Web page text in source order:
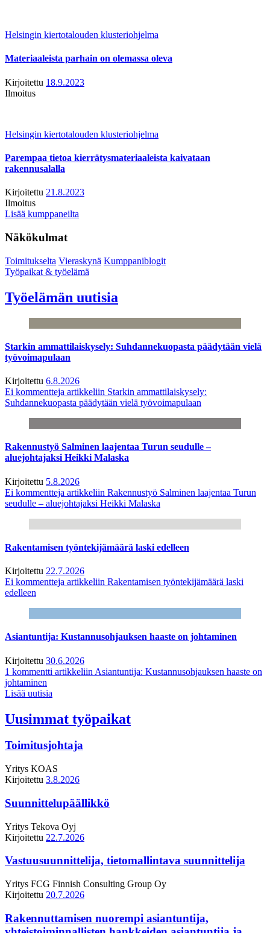
Helsingin kiertotalouden klusteriohjelma
Materiaaleista parhain on olemassa oleva
Kirjoitettu 18.9.2023
Ilmoitus
Helsingin kiertotalouden klusteriohjelma
Parempaa tietoa kierrätysmateriaaleista kaivataan
rakennusalalla
Kirjoitettu 21.8.2023
Ilmoitus
Lisää kumppaneilta
Näkökulmat
Toimitukselta Vieraskynä Kumppaniblogit
Työpaikat & työelämä
Työelämän uutisia
Starkin ammattilaiskysely: Suhdannekuopasta päädytään vielä
työvoimapulaan
Kirjoitettu 6.8.2026
Ei kommentteja artikkeliin Starkin ammattilaiskysely:
Suhdannekuopasta päädytään vielä työvoimapulaan
Rakennustyö Salminen laajentaa Turun seudulle –
aluejohtajaksi Heikki Malaska
Kirjoitettu 5.8.2026
Ei kommentteja artikkeliin Rakennustyö Salminen laajentaa Turun
seudulle – aluejohtajaksi Heikki Malaska
Rakentamisen työntekijämäärä laski edelleen
Kirjoitettu 22.7.2026
Ei kommentteja artikkeliin Rakentamisen työntekijämäärä laski
edelleen
Asiantuntija: Kustannusohjauksen haaste on johtaminen
Kirjoitettu 30.6.2026
1 kommentti artikkeliin Asiantuntija: Kustannusohjauksen haaste on
johtaminen
Lisää uutisia
Uusimmat työpaikat
Toimitusjohtaja
Yritys KOAS
Kirjoitettu 3.8.2026
Suunnittelupäällikkö
Yritys Tekova Oyj
Kirjoitettu 22.7.2026
Vastuusuunnittelija, tietomallintava suunnittelija
Yritys FCG Finnish Consulting Group Oy
Kirjoitettu 20.7.2026
Rakennuttamisen nuorempi asiantuntija,